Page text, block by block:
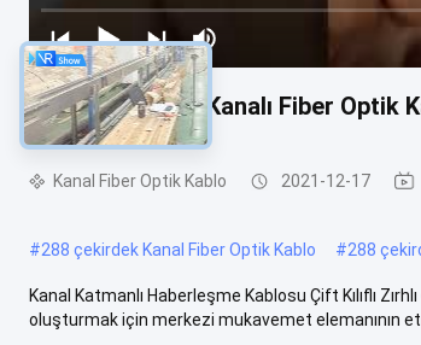
Katman İletişim Kanalı Fiber Optik
Kanal Fiber Optik Kablo 2021-12-17
#288 çekirdek Kanal Fiber Optik Kablo #288
Kanal Katmanlı Haberleşme Kablosu Çift Kılıflı
oluşturmak için merkezi mukavemet elemanının